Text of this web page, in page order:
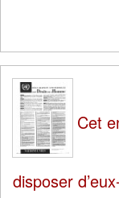
Cet
disposer